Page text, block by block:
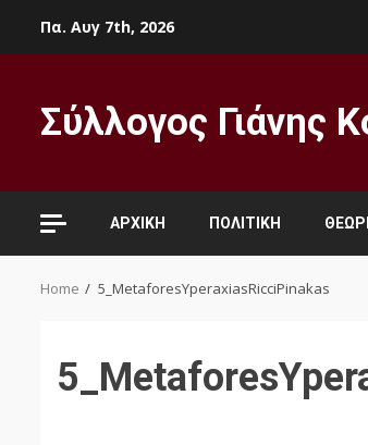
Πα. Αυγ 7th, 2026
Σύλλογος Γιάνης
ΑΡΧΙΚΉ ΠΟΛΙΤΙΚΉ
Home 5_MetaforesYperaxiasRicciPinakas